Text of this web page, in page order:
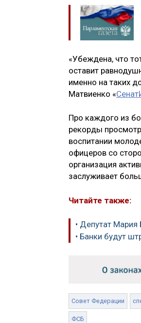
«Убеждена, что
оставит
именно на таких
Матвиенко «
Про каждого из
рекорды
воспитании
офицеров со
организация
заслуживает
Читайте также:
• Депутат
• Банки будут
Совет Федерации
ФСБ